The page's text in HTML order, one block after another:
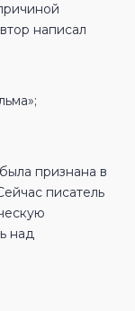
написал
признана в
писатель
над